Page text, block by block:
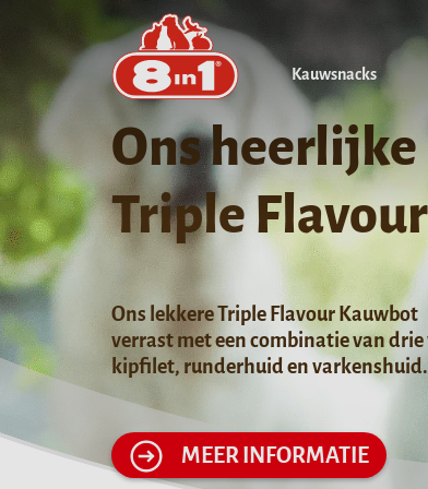
Kauwsnacks
Ons heerlijke
Triple
Ons lekkere Triple Flavour Kauwbot
verrast met een combinatie van
kipfilet, runderhuid en varkenshuid.
MEER INFORMATIE